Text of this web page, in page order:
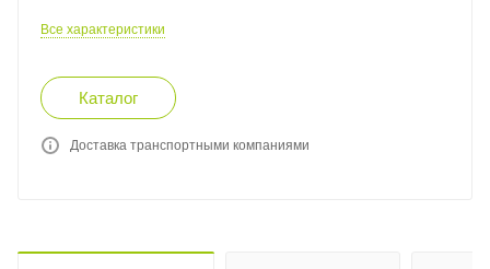
Все характеристики
Каталог
Доставка транспортными компаниями